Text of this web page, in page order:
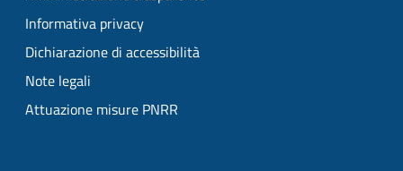
Informativa privacy
Dichiarazione di accessibilità
Note legali
Attuazione misure PNRR